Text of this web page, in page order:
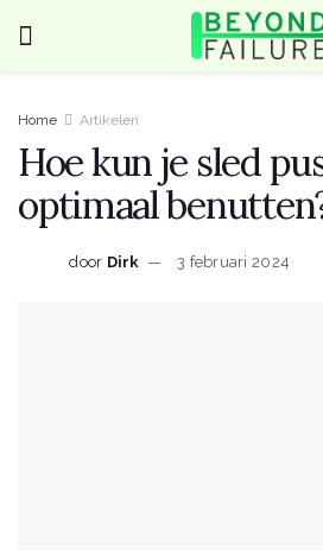
Home Artikelen
Hoe kun je sled
optimaal
door Dirk 3 februari 2024